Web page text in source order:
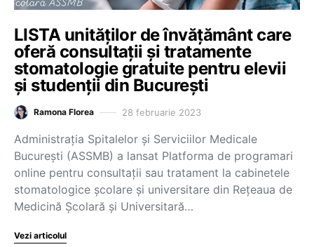
LISTA unităților de învățământ care
oferă consultații și tratamente
stomatologie gratuite pentru elevii
și studenții din București
Ramona Florea 28 februarie 2023
Administrația Spitalelor și Serviciilor Medicale
București (ASSMB) a lansat Platforma de programari
online pentru consultații sau tratament la cabinetele
stomatologice școlare și universitare din Rețeaua de
Medicină Școlară și Universitară…
Vezi articolul